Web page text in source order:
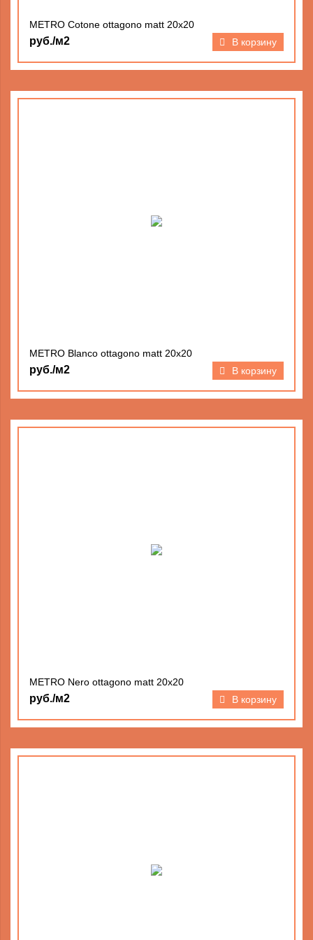
METRO Cotone ottagono matt 20х20
руб./м2 В корзину
METRO Blanco ottagono matt 20х20
руб./м2 В корзину
METRO Nero ottagono matt 20х20
руб./м2 В корзину